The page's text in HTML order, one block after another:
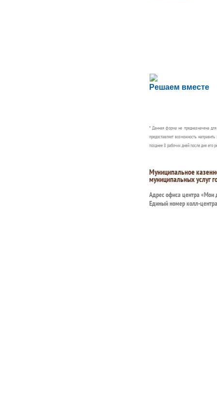
Решаем вместе
Сложности с
Сообщите об этом
* Данная форма не предназначена
предоставляет возможность
позднее 8 рабочих дней после дня его
Муниципальное
муниципальных услуг
Адрес офиса центра «Мои
Единый номер колл-